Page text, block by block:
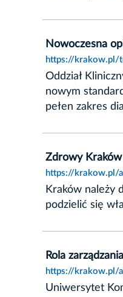
Nowoczesna
https://krakow.pl/
Oddział
nowym
pełen zakres
Zdrowy
https://krakow.pl/
Kraków należy
podzielić się
Rola
https://krakow.pl/
Uniwersytet